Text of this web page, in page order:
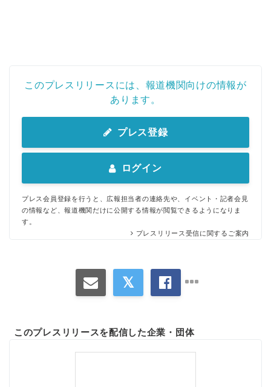
このプレスリリースには、報道機関向けの情報が
あります。
プレス登録
ログイン
プレス会員登録を行うと、広報担当者の連絡先や、イベント・記者会見
の情報など、報道機関だけに公開する情報が閲覧できるようになりま
す。
プレスリリース受信に関するご案内
このプレスリリースを配信した企業・団体